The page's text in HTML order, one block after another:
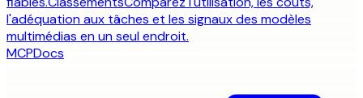
l'adéquation aux tâches et les signaux des modèles
multimédias en un seul endroit.
MCPDocs